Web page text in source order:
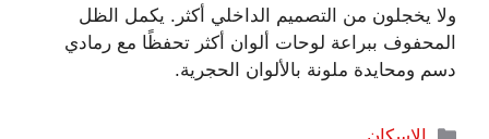
ولا يخجلون من التصميم الداخلي أكثر. يكمل الظل
المحفوف ببراعة لوحات ألوان أكثر تحفظًا مع رمادي
دسم ومحايدة ملونة بالألوان الحجرية.
التصنيفات